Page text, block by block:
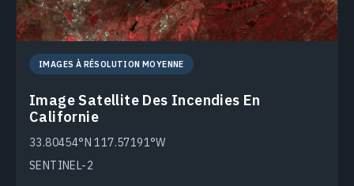
IMAGES À RÉSOLUTION MOYENNE
Image Satellite Des Incendies En
Californie
33.80454°N 117.57191°W
SENTINEL-2